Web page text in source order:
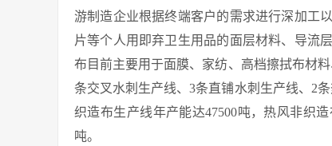
游制造企业根据终端客户的需求进行深加工
片等个人用即弃卫生用品的面层材料、导流
布目前主要用于面膜、家纺、高档擦拭布材
条交叉水刺生产线、3条直铺水刺生产线、2
织造布生产线年产能达47500吨，热风非织
吨。